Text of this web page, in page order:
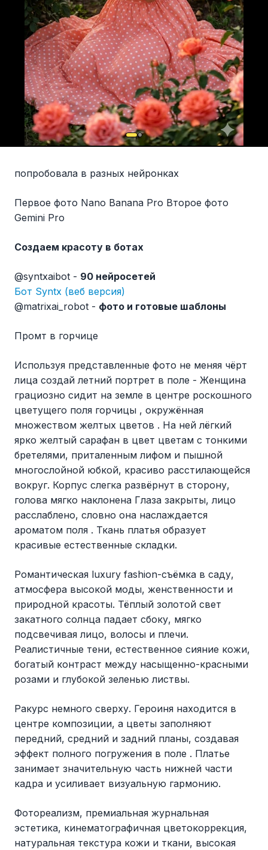
попробовала в разных нейронках
Первое фото Nano Banana Pro Второе фото
Gemini Pro
Создаем красоту в ботах
@syntxaibot - 90 нейросетей
Бот Syntx (веб версия)
@matrixai_robot - фото и готовые шаблоны
Промт в горчице
Используя представленные фото не меняя чёрт
лица создай летний портрет в поле - Женщина
грациозно сидит на земле в центре роскошного
цветущего поля горчицы , окружённая
множеством желтых цветов . На ней лёгкий
ярко желтый сарафан в цвет цветам с тонкими
бретелями, приталенным лифом и пышной
многослойной юбкой, красиво расстилающейся
вокруг. Корпус слегка развёрнут в сторону,
голова мягко наклонена Глаза закрыты, лицо
расслаблено, словно она наслаждается
ароматом поля . Ткань платья образует
красивые естественные складки.
Романтическая luxury fashion-съёмка в саду,
атмосфера высокой моды, женственности и
природной красоты. Тёплый золотой свет
закатного солнца падает сбоку, мягко
подсвечивая лицо, волосы и плечи.
Реалистичные тени, естественное сияние кожи,
богатый контраст между насыщенно-красными
розами и глубокой зеленью листвы.
Ракурс немного сверху. Героиня находится в
центре композиции, а цветы заполняют
передний, средний и задний планы, создавая
эффект полного погружения в поле . Платье
занимает значительную часть нижней части
кадра и усиливает визуальную гармонию.
Фотореализм, премиальная журнальная
эстетика, кинематографичная цветокоррекция,
натуральная текстура кожи и ткани, высокая